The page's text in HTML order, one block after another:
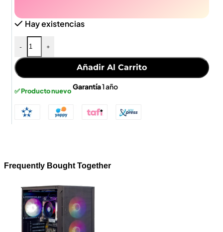
Hay existencias
- +
Añadir Al Carrito
✅ Producto nuevoGarantía1 año
Frequently Bought Together